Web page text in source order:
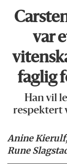
var
faglig
Han vil
respektert
Anine
Rune